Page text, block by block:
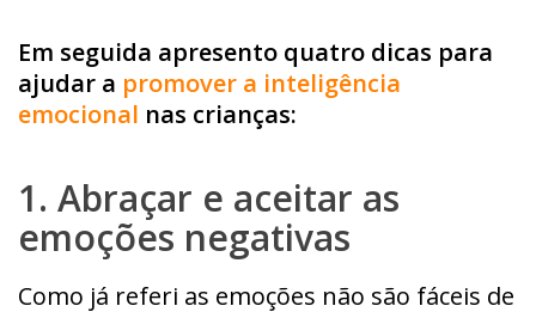
Em seguida apresento quatro dicas para
ajudar a promover a inteligência
emocional nas crianças:
1. Abraçar e aceitar as
emoções negativas
Como já referi as emoções não são fáceis de